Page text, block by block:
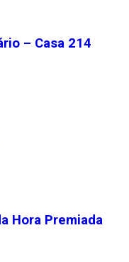
– Casa 214
Hora Premiada